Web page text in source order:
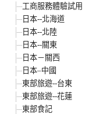
工商服務體驗試用
日本--北海道
日本--北陸
日本--關東
日本－關西
日本–中國
東部旅遊--台東
東部旅遊--花蓮
東部食記